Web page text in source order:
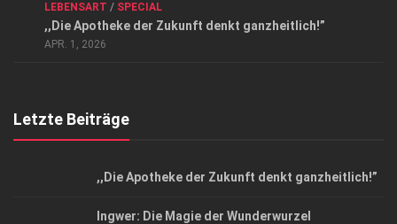
Datenschutzerklärung
Top Magazin Dresden / Ostsachsen
LEBENSART / SPECIAL
,,Die Apotheke der Zukunft denkt ganzheitlich!”
APR. 1, 2026
Letzte Beiträge
,,Die Apotheke der Zukunft denkt ganzheitlich!”
Ingwer: Die Magie der Wunderwurzel